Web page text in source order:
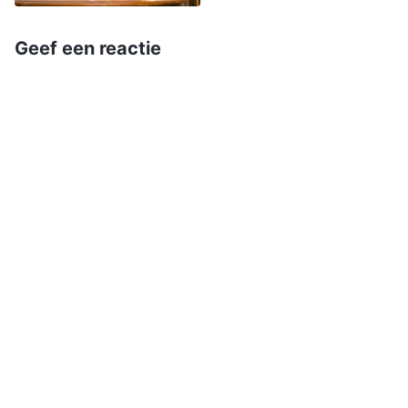
tijdens je lofprijzingen. Verlies niet de moed in
Geef een reactie